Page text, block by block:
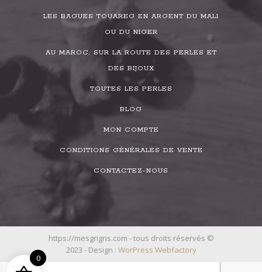
LES BAGUES TOUAREG EN ARGENT DU MALI
OU DU NIGER
AU MAROC, SUR LA ROUTE DES PERLES ET
DES BIJOUX
TOUTES LES PERLES
BLOG
MON COMPTE
CONDITIONS GÉNÉRALES DE VENTE
CONTACTEZ-NOUS
https://mesgrigris.com - tous droits réservés ©
2023 - Design : WorPress Webfactory
0